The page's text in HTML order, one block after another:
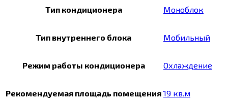
Тип кондиционера Моноблок
Тип внутреннего блока Мобильный
Режим работы кондиционера Охлаждение
Рекомендуемая площадь помещения 19 кв.м